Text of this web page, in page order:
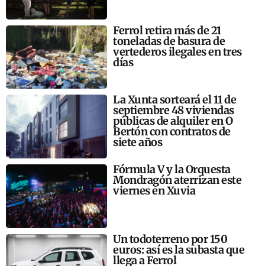
Ferrol retira más de 21
toneladas de basura de
vertederos ilegales en tres
días
La Xunta sorteará el 11 de
septiembre 48 viviendas
públicas de alquiler en O
Bertón con contratos de
siete años
Fórmula V y la Orquesta
Mondragón aterrizan este
viernes en Xuvia
Un todoterreno por 150
euros: así es la subasta que
llega a Ferrol